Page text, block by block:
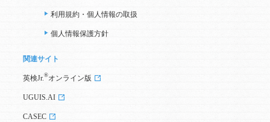
利用規約・個人情報の取扱
個人情報保護方針
関連サイト
英検Jr. ®オンライン版
UGUIS.AI
CASEC